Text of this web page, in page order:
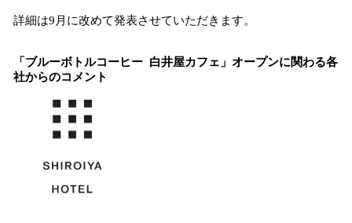
詳細は9月に改めて発表させていただきます。
「ブルーボトルコーヒー 白井屋カフェ」オープンに関わる各
社からのコメント